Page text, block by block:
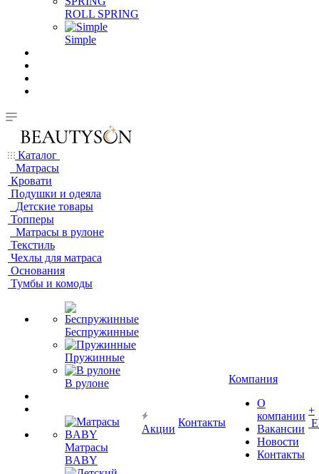
ROLL SPRING
Simple
Каталог
Матрасы
Кровати
Подушки и одеяла
Детские товары
Топперы
Матрасы в рулоне
Текстиль
Чехлы для матраса
Основания
Тумбы и комоды
Беспружинные
Пружинные
В рулоне
Матрасы
BABY
Акции
Контакты
Компания
О
компании
Вакансии
Новости
Контакты
+